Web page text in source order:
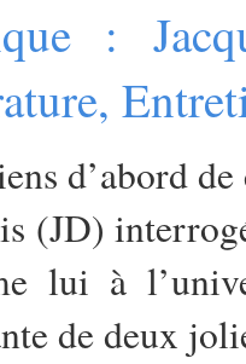
:
d’abord
(JD)
lui à
de deux